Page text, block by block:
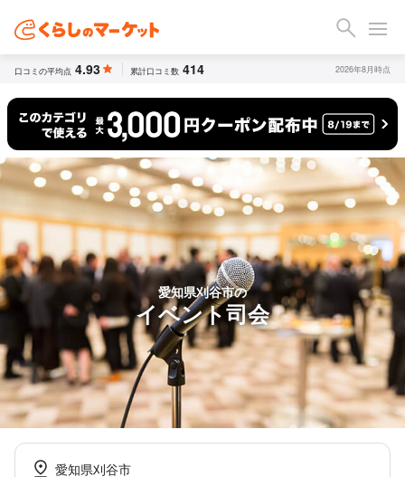
口コミの平均点 4.93 累計口コミ数 414 2026年8月時点
愛知県刈谷市の
イベント司会
愛知県刈谷市